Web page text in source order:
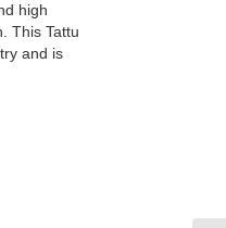
high
This Tattu
and is